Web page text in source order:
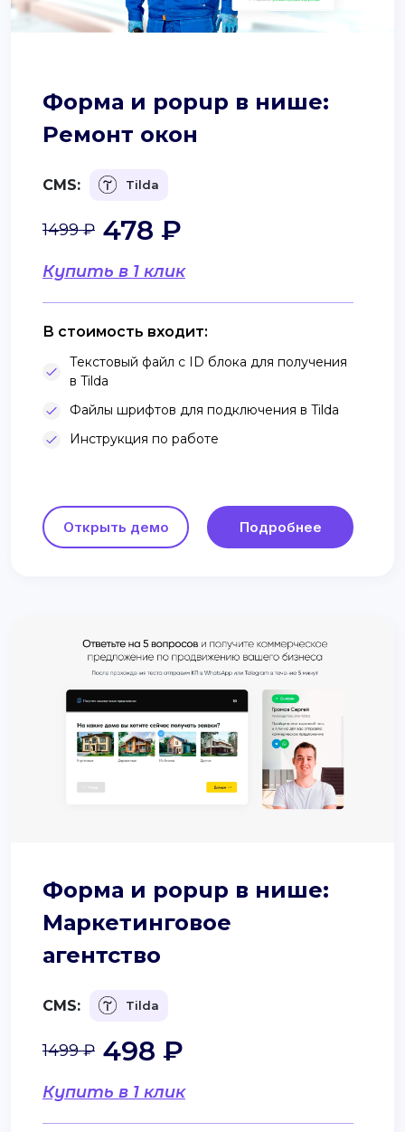
Форма и popup в нише:
Ремонт окон
CMS: Tilda
Купить в 1 клик
1499 ₽ 478 ₽
В стоимость входит:
Текстовый файл с ID блока для получения
в Tilda
Файлы шрифтов для подключения в Tilda
Инструкция по работе
Открыть демо Подробнее
Форма и popup в нише:
Маркетинговое
агентство
CMS: Tilda
Купить в 1 клик
1499 ₽ 498 ₽